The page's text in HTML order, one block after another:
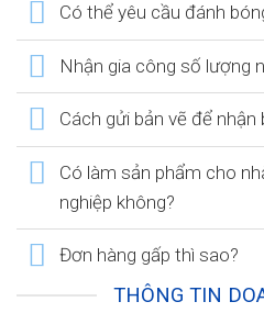
Có thể yêu cầu đánh
Nhận gia công số lượng
Cách gửi bản vẽ để nhận
Có làm sản phẩm cho
nghiệp không?
Đơn hàng gấp thì sao?
THÔNG TIN